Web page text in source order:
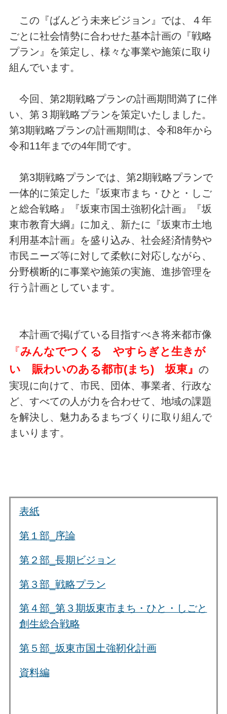
この『ばんどう未来ビジョン』では、４年
ごとに社会情勢に合わせた基本計画の『戦略
プラン』を策定し、様々な事業や施策に取り
組んでいます。
今回、第2期戦略プランの計画期間満了に伴
い、第３期戦略プランを策定いたしました。
第3期戦略プランの計画期間は、令和8年から
令和11年までの4年間です。
第3期戦略プランでは、第2期戦略プランで
一体的に策定した『坂東市まち・ひと・しご
と総合戦略』『坂東市国土強靭化計画』『坂
東市教育大綱』に加え、新たに『坂東市土地
利用基本計画』を盛り込み、社会経済情勢や
市民ニーズ等に対して柔軟に対応しながら、
分野横断的に事業や施策の実施、進捗管理を
行う計画としています。
本計画で掲げている目指すべき将来都市像
『みんなでつくる やすらぎと生きが
い 賑わいのある都市(まち) 坂東』 の
実現に向けて、市民、団体、事業者、行政な
ど、すべての人が力を合わせて、地域の課題
を解決し、魅力あるまちづくりに取り組んで
まいります。
表紙
第１部_序論
第２部_長期ビジョン
第３部_戦略プラン
第４部_第３期坂東市まち・ひと・しごと
創生総合戦略
第５部_坂東市国土強靭化計画
資料編